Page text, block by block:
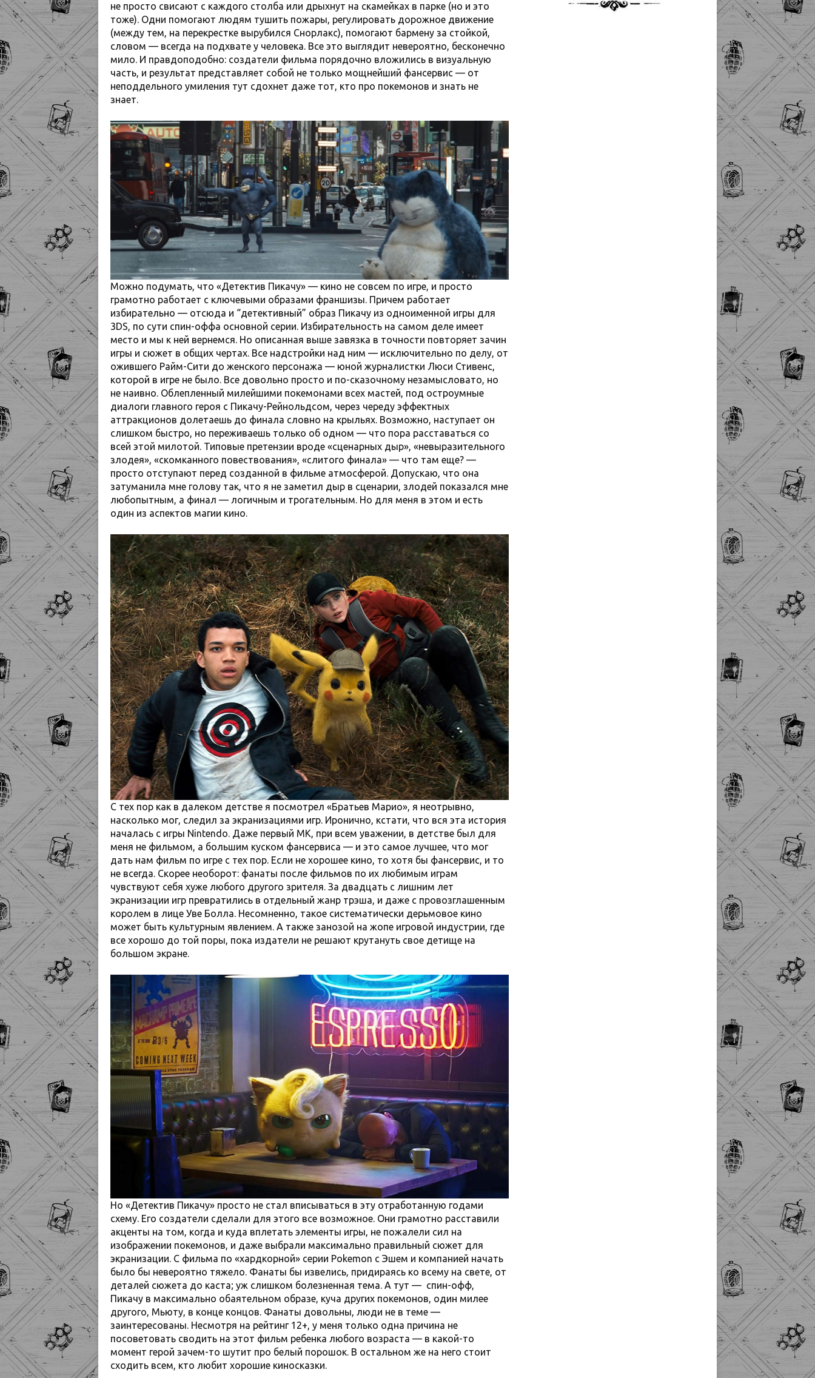
не просто свисают с каждого столба или дрыхнут на скамейках в парке (но и это
тоже). Одни помогают людям тушить пожары, регулировать дорожное движение
(между тем, на перекрестке вырубился Снорлакс), помогают бармену за стойкой,
словом — всегда на подхвате у человека. Все это выглядит невероятно, бесконечно
мило. И правдоподобно: создатели фильма порядочно вложились в визуальную
часть, и результат представляет собой не только мощнейший фансервис — от
неподдельного умиления тут сдохнет даже тот, кто про покемонов и знать не
знает.
Можно подумать, что «Детектив Пикачу» — кино не совсем по игре, и просто
грамотно работает с ключевыми образами франшизы. Причем работает
избирательно — отсюда и “детективный” образ Пикачу из одноименной игры для
3DS, по сути спин-оффа основной серии. Избирательность на самом деле имеет
место и мы к ней вернемся. Но описанная выше завязка в точности повторяет зачин
игры и сюжет в общих чертах. Все надстройки над ним — исключительно по делу, от
ожившего Райм-Сити до женского персонажа — юной журналистки Люси Стивенс,
которой в игре не было. Все довольно просто и по-сказочному незамысловато, но
не наивно. Облепленный милейшими покемонами всех мастей, под остроумные
диалоги главного героя с Пикачу-Рейнольдсом, через череду эффектных
аттракционов долетаешь до финала словно на крыльях. Возможно, наступает он
слишком быстро, но переживаешь только об одном — что пора расставаться со
всей этой милотой. Типовые претензии вроде «сценарных дыр», «невыразительного
злодея», «скомканного повествования», «слитого финала» — что там еще? —
просто отступают перед созданной в фильме атмосферой. Допускаю, что она
затуманила мне голову так, что я не заметил дыр в сценарии, злодей показался мне
любопытным, а финал — логичным и трогательным. Но для меня в этом и есть
один из аспектов магии кино.
С тех пор как в далеком детстве я посмотрел «Братьев Марио», я неотрывно,
насколько мог, следил за экранизациями игр. Иронично, кстати, что вся эта история
началась с игры Nintendo. Даже первый MK, при всем уважении, в детстве был для
меня не фильмом, а большим куском фансервиса — и это самое лучшее, что мог
дать нам фильм по игре с тех пор. Если не хорошее кино, то хотя бы фансервис, и то
не всегда. Скорее необорот: фанаты после фильмов по их любимым играм
чувствуют себя хуже любого другого зрителя. За двадцать с лишним лет
экранизации игр превратились в отдельный жанр трэша, и даже с провозглашенным
королем в лице Уве Болла. Несомненно, такое систематически дерьмовое кино
может быть культурным явлением. А также занозой на жопе игровой индустрии, где
все хорошо до той поры, пока издатели не решают крутануть свое детище на
большом экране.
Но «Детектив Пикачу» просто не стал вписываться в эту отработанную годами
схему. Его создатели сделали для этого все возможное. Они грамотно расставили
акценты на том, когда и куда вплетать элементы игры, не пожалели сил на
изображении покемонов, и даже выбрали максимально правильный сюжет для
экранизации. С фильма по «хардкорной» серии Pokemon с Эшем и компанией начать
было бы невероятно тяжело. Фанаты бы извелись, придираясь ко всему на свете, от
деталей сюжета до каста; уж слишком болезненная тема. А тут — спин-офф,
Пикачу в максимально обаятельном образе, куча других покемонов, один милее
другого, Мьюту, в конце концов. Фанаты довольны, люди не в теме —
заинтересованы. Несмотря на рейтинг 12+, у меня только одна причина не
посоветовать сводить на этот фильм ребенка любого возраста — в какой-то
момент герой зачем-то шутит про белый порошок. В остальном же на него стоит
сходить всем, кто любит хорошие киносказки.